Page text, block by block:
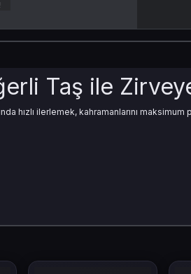
Taş ile
hızlı ilerlemek, kahramanlarını